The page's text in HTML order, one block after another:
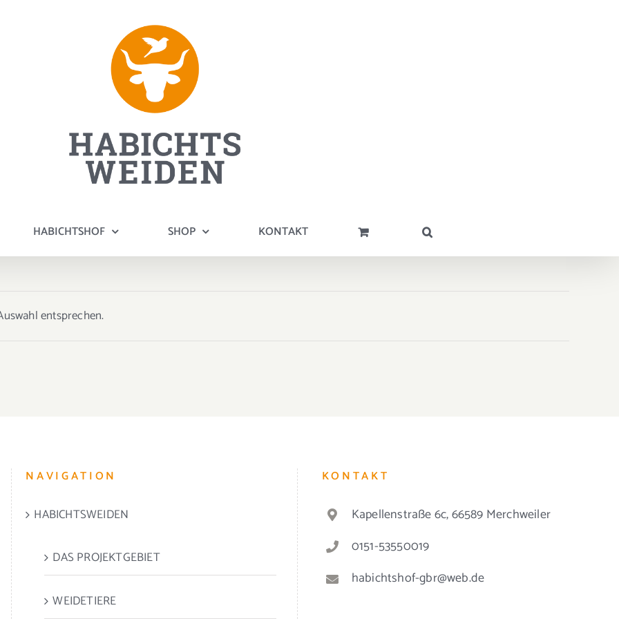
HABICHTSHOF SHOP KONTAKT
entsprechen.
NAVIGATION
HABICHTSWEIDEN
DAS PROJEKTGEBIET
WEIDETIERE
KONTAKT
Kapellenstraße 6c, 66589 Merchweiler
0151-53550019
habichtshof-gbr@web.de